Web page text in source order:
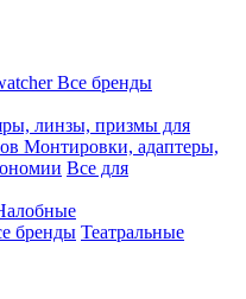
Все бренды
линзы, призмы для
Монтировки, адаптеры,
Все для
бренды Театральные